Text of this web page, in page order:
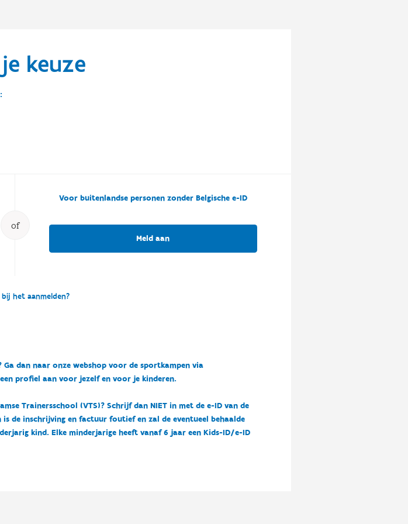
keuze
of
Voor buitenlandse personen zonder Belgische e-ID
Meld aan
het aanmelden?
dan naar onze webshop voor de sportkampen via
profiel aan voor jezelf en voor je kinderen.
Trainersschool (VTS)? Schrijf dan NIET in met de e-ID van de
de inschrijving en factuur foutief en zal de eventueel behaalde
kind. Elke minderjarige heeft vanaf 6 jaar een Kids-ID/e-ID